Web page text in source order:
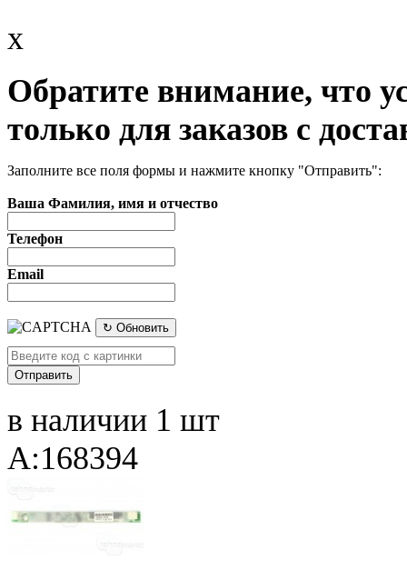
x
Обратите внимание, что
только для заказов с
Заполните все поля формы и нажмите кнопку "Отправить":
Ваша Фамилия, имя и отчество
Телефон
Email
↻ Обновить
в наличии 1 шт
A:168394